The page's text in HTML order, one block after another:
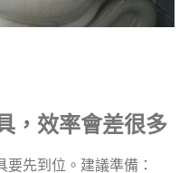
，效率會差很多
要先到位。建議準備：